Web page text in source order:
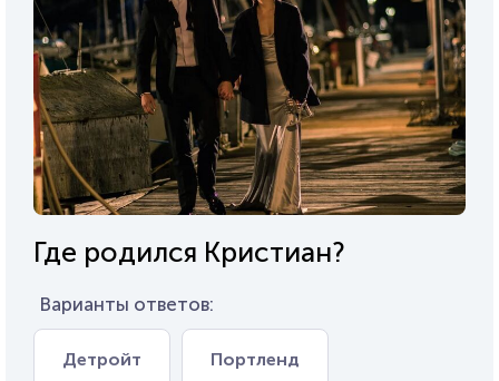
Где родился Кристиан?
Варианты ответов:
Детройт Портленд